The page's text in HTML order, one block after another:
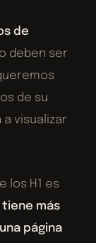
de
deben ser
de su
a visualizar
los H1 es
tiene más
página